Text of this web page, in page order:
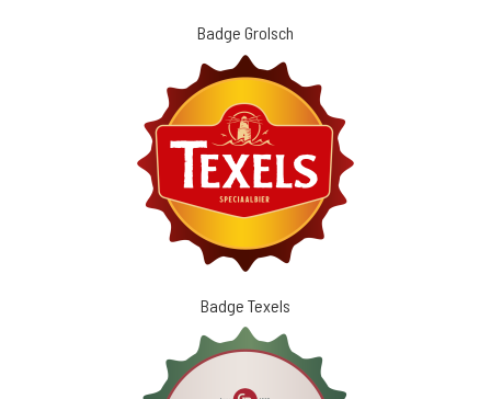
Badge Grolsch
Badge Texels